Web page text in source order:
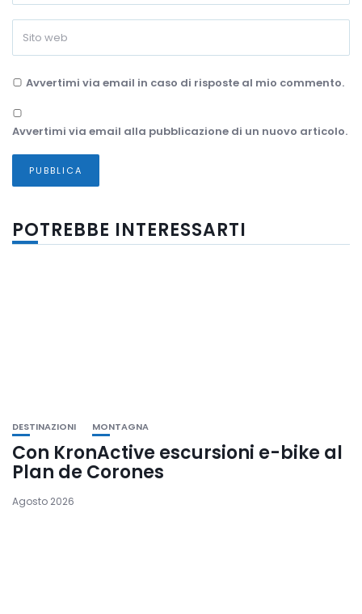
Avvertimi via email in caso di risposte al mio commento.
Avvertimi via email alla pubblicazione di un nuovo articolo.
POTREBBE INTERESSARTI
DESTINAZIONI MONTAGNA
Con KronActive escursioni e-bike al
Plan de Corones
Agosto 2026